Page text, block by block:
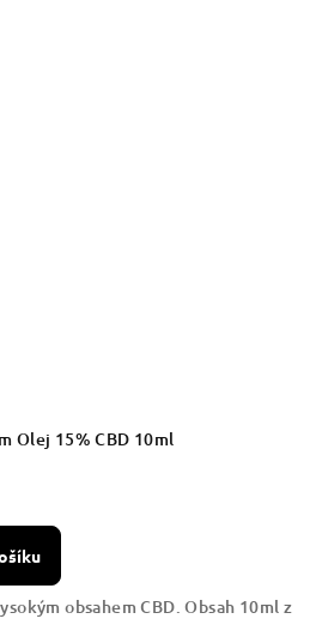
Olej 15% CBD 10ml
obsahem CBD. Obsah 10ml z